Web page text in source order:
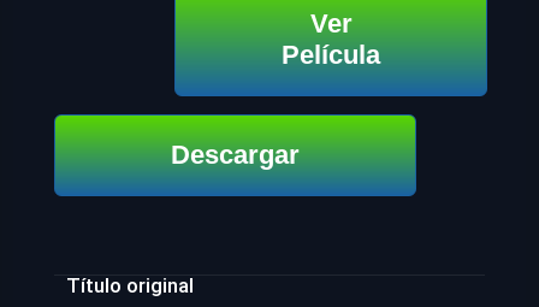
Ver
Película
Descargar
Título original